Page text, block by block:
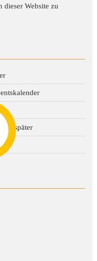
dieser Website zu
später